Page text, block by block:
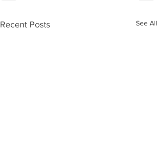
Recent Posts See All